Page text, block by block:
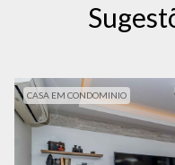
CASA EM CONDOMINIO